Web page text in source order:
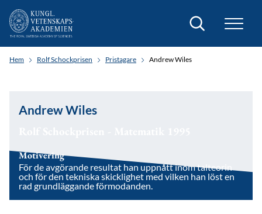
Sök
Hem Rolf Schockprisen Pristagare Andrew Wiles
Andrew Wiles
Motivering
För de avgörande resultat han uppnått inom talteorin
och för den tekniska skicklighet med vilken han löst en
rad grundläggande förmodanden.